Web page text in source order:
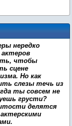
нередко
чтобы
сцене
Но как
слезы течь из
ты совсем не
грусти?
делятся